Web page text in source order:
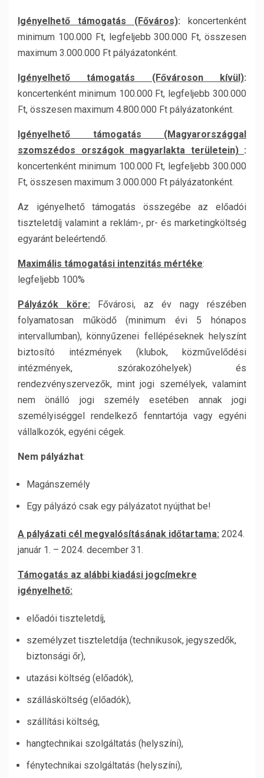
Igényelhető támogatás (Főváros):
koncertenként
minimum 100.000 Ft, legfeljebb 300.000 Ft, összesen
maximum 3.000.000 Ft pályázatonként.
Igényelhető támogatás (Fővároson kívül):
koncertenként minimum 100.000 Ft, legfeljebb 300.000
Ft, összesen maximum 4.800.000 Ft pályázatonként.
Igényelhető támogatás (Magyarországgal
szomszédos országok magyarlakta területein) :
koncertenként minimum 100.000 Ft, legfeljebb 300.000
Ft, összesen maximum 3.000.000 Ft pályázatonként.
Az igényelhető támogatás összegébe az előadói
tiszteletdíj valamint a reklám-, pr- és marketingköltség
egyaránt beleértendő.
Maximális támogatási intenzitás mértéke:
legfeljebb 100%
Pályázók köre:
Fővárosi, az év nagy részében
folyamatosan működő (minimum évi 5 hónapos
intervallumban), könnyűzenei fellépéseknek helyszínt
biztosító intézmények (klubok, közművelődési
intézmények, szórakozóhelyek) és
rendezvényszervezők, mint jogi személyek, valamint
nem önálló jogi személy esetében annak jogi
személyiséggel rendelkező fenntartója vagy egyéni
vállalkozók, egyéni cégek.
Nem pályázhat:
Magánszemély
Egy pályázó csak egy pályázatot nyújthat be!
A pályázati cél megvalósításának időtartama: 2024.
január 1. – 2024. december 31.
Támogatás az alábbi kiadási jogcímekre
igényelhető:
előadói tiszteletdíj,
személyzet tiszteletdíja (technikusok, jegyszedők,
biztonsági őr),
utazási költség (előadók),
szállásköltség (előadók),
szállítási költség,
hangtechnikai szolgáltatás (helyszíni),
fénytechnikai szolgáltatás (helyszíni),